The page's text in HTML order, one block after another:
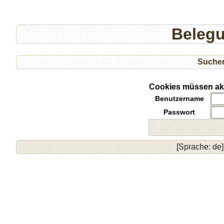
Cookies müssen
Benutzername
Passwort
[Sprache: